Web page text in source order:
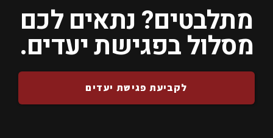
מתלבטים? נתאים לכם
מסלול בפגישת יעדים.
לקביעת פגישת יעדים